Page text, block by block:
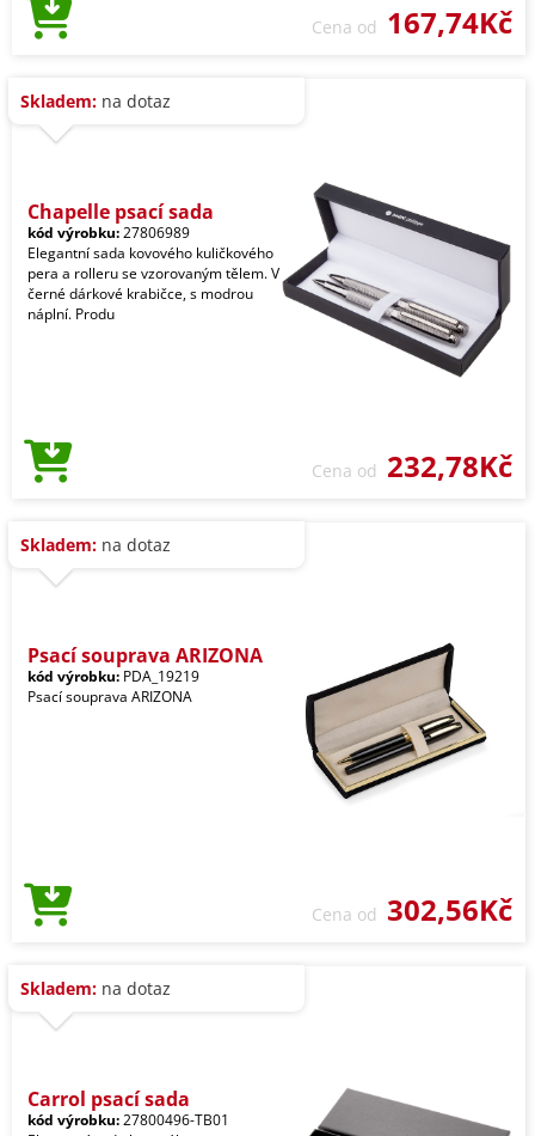
Cena od 167,74Kč
Skladem: na dotaz
Chapelle psací sada
kód výrobku:27806989
Elegantní sada kovového kuličkového
pera a rolleru se vzorovaným tělem. V
černé dárkové krabičce, s modrou
náplní. Produ
Cena od 232,78Kč
Skladem: na dotaz
Psací souprava ARIZONA
kód výrobku: PDA_19219
Psací souprava ARIZONA
Cena od 302,56Kč
Skladem: na dotaz
Carrol psací sada
kód výrobku:27800496-TB01